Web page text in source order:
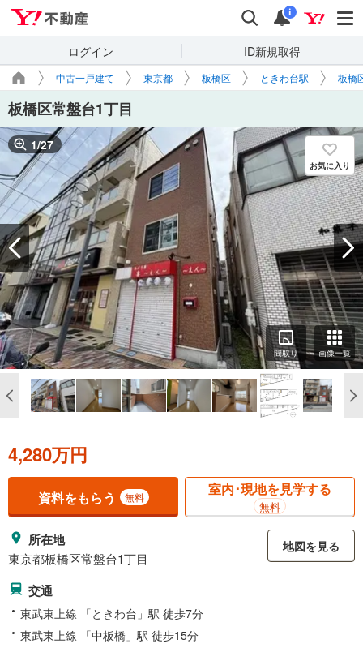
検索 通知
i
ログイン ID新規取得
中古一戸建て 東京都 板橋区 ときわ台駅 板橋
板橋区常盤台1丁目
1/27
お気に入り
間取り 画像一覧
4,280万円
資料をもらう 無料 室内･現地を見学する
無料
所在地
東京都板橋区常盤台1丁目
地図を見る
交通
東武東上線 「ときわ台」駅 徒歩7分
東武東上線 「中板橋」駅 徒歩15分